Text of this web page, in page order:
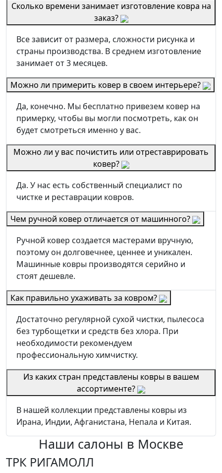
Сколько времени занимает изготовление ковра на
заказ?
Все зависит от размера, сложности рисунка и
страны производства. В среднем изготовление
занимает от 3 месяцев.
Можно ли примерить ковер в своем интерьере?
Да, конечно. Мы бесплатно привезем ковер на
примерку, чтобы вы могли посмотреть, как он
будет смотреться именно у вас.
Можно ли у вас почистить или отреставрировать
ковер?
Да. У нас есть собственный специалист по
чистке и реставрации ковров.
Чем ручной ковер отличается от машинного?
Ручной ковер создается мастерами вручную,
поэтому он долговечнее, ценнее и уникален.
Машинные ковры производятся серийно и
стоят дешевле.
Как правильно ухаживать за ковром?
Достаточно регулярной сухой чистки, пылесоса
без турбощетки и средств без хлора. При
необходимости рекомендуем
профессиональную химчистку.
Из каких стран представлены ковры в вашем
ассортименте?
В нашей коллекции представлены ковры из
Ирана, Индии, Афганистана, Непала и Китая.
Наши салоны в Москве
ТРК РИГАМОЛЛ